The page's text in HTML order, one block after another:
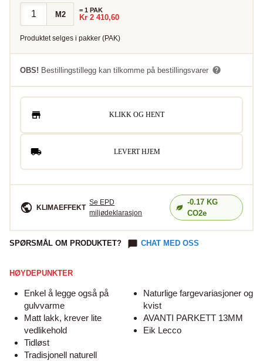
M2 = 1 PAK
Kr 2 410,60
Produktet selges i pakker (PAK)
OBS! Bestillingstillegg kan tilkomme på bestillingsvarer
KLIKK OG HENT
LEVERT HJEM
KLIMAEFFEKT
Se EPD
miljødeklarasjon
-0.17 KG
CO2e
SPØRSMÅL OM PRODUKTET? CHAT MED OSS
HØYDEPUNKTER
Enkel å legge også på
gulvvarme
Matt lakk, krever lite
vedlikehold
Tidløst
Tradisjonell naturell
Naturlige fargevariasjoner og
kvist
AVANTI PARKETT 13MM
Eik Lecco